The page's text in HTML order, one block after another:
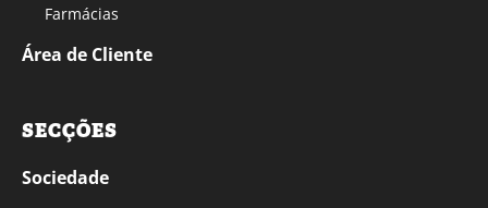
Farmácias
Área de Cliente
SECÇÕES
Sociedade